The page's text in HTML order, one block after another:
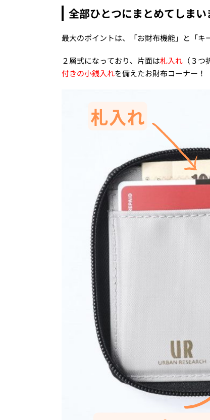
全部ひとつにまとめてしまい
最大のポイントは、「お財布機能」と「キ
２層式になっており、片面は札入れ （３
付きの小銭入れを備えたお財布コーナー！